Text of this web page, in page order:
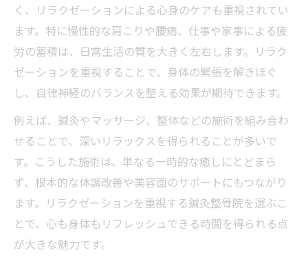
く、リラクゼーションによる心身のケアも重視されてい
ます。特に慢性的な肩こりや腰痛、仕事や家事による疲
労の蓄積は、日常生活の質を大きく左右します。リラク
ゼーションを重視することで、身体の緊張を解きほぐ
し、自律神経のバランスを整える効果が期待できます。
例えば、鍼灸やマッサージ、整体などの施術を組み合わ
せることで、深いリラックスを得られることが多いで
す。こうした施術は、単なる一時的な癒しにとどまら
ず、根本的な体調改善や美容面のサポートにもつながり
ます。リラクゼーションを重視する鍼灸整骨院を選ぶこ
とで、心も身体もリフレッシュできる時間を得られる点
が大きな魅力です。